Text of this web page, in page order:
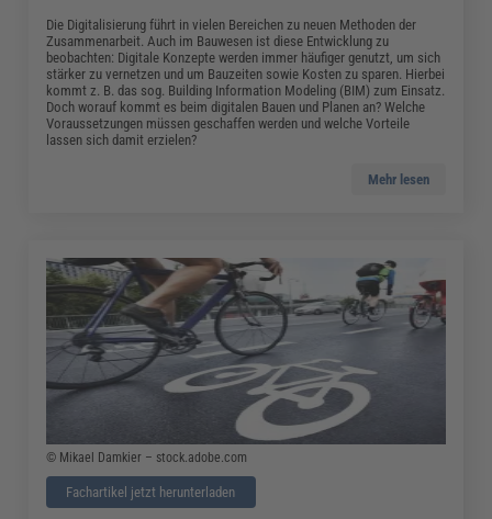
Die Digitalisierung führt in vielen Bereichen zu neuen Methoden der
Zusammenarbeit. Auch im Bauwesen ist diese Entwicklung zu
beobachten: Digitale Konzepte werden immer häufiger genutzt, um sich
stärker zu vernetzen und um Bauzeiten sowie Kosten zu sparen. Hierbei
kommt z. B. das sog. Building Information Modeling (BIM) zum Einsatz.
Doch worauf kommt es beim digitalen Bauen und Planen an? Welche
Voraussetzungen müssen geschaffen werden und welche Vorteile
lassen sich damit erzielen?
Mehr lesen
© Mikael Damkier – stock.adobe.com
Fachartikel jetzt herunterladen